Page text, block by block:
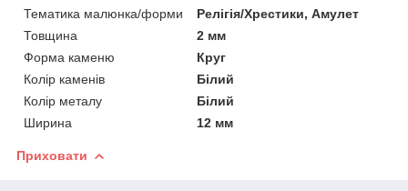
Тематика малюнка/форми
Релігія/Хрестики, Амулет
Товщина
2 мм
Форма каменю
Круг
Колір каменів
Білий
Колір металу
Білий
Ширина
12 мм
Приховати